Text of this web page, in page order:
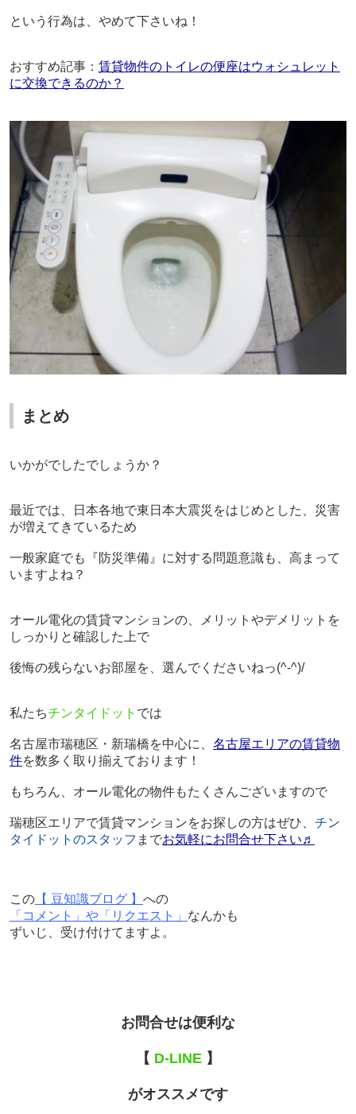
という行為は、やめて下さいね！
おすすめ記事： 賃貸物件のトイレの便座はウォシュレット
に交換できるのか？
まとめ
いかがでしたでしょうか？
最近では、日本各地で東日本大震災をはじめとした、災害
が増えてきているため
一般家庭でも『防災準備』に対する問題意識も、高まって
いますよね？
オール電化の賃貸マンションの、メリットやデメリットを
しっかりと確認した上で
後悔の残らないお部屋を、選んでくださいねっ(^-^)/
私たちチンタイドット では
名古屋市瑞穂区・新瑞橋を中心に、 名古屋エリアの賃貸物
件を数多く取り揃えております！
もちろん、オール電化の物件もたくさんございますので
瑞穂区エリアで賃貸マンションをお探しの方はぜひ、 チン
タイドットのスタッフ までお気軽にお問合せ下さい♬
この【 豆知識ブログ 】 への
「コメント」や「リクエスト」 なんかも
ずいじ、受け付けてますよ。
お問合せは便利な
【 D-LINE 】
がオススメです